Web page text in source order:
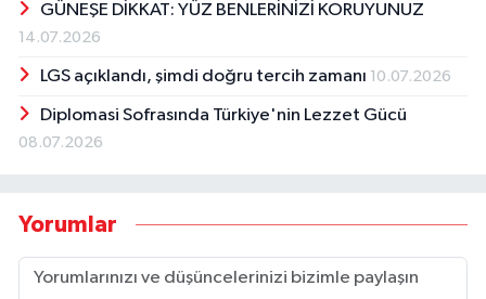
GÜNEŞE DİKKAT: YÜZ BENLERİNİZİ KORUYUNUZ
14.07.2026
LGS açıklandı, şimdi doğru tercih zamanı 10.07.2026
Diplomasi Sofrasında Türkiye'nin Lezzet Gücü
08.07.2026
Yorumlar